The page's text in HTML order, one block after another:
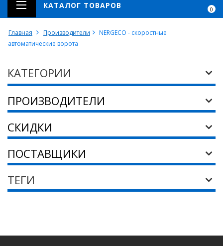
0
КАТАЛОГ ТОВАРОВ
Главная Производители
NERGECO - скоростные
автоматические ворота
КАТЕГОРИИ
ПРОИЗВОДИТЕЛИ
СКИДКИ
ПОСТАВЩИКИ
ТЕГИ